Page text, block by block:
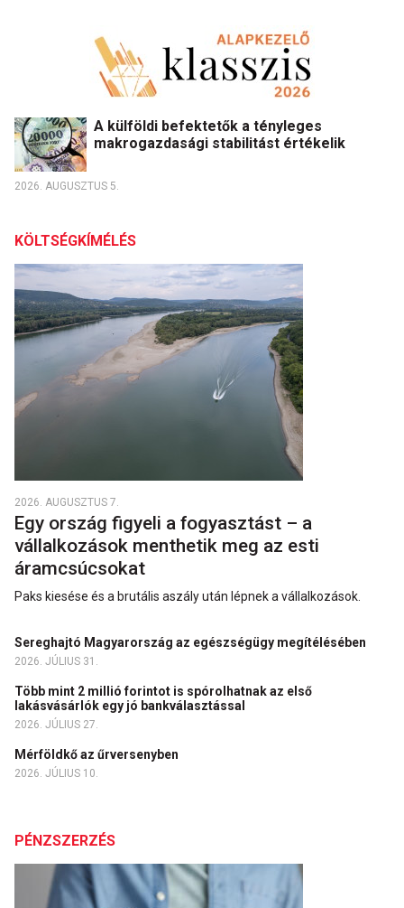
A külföldi befektetők a tényleges
makrogazdasági stabilitást értékelik
2026. AUGUSZTUS 5.
KÖLTSÉGKÍMÉLÉS
2026. AUGUSZTUS 7.
Egy ország figyeli a fogyasztást – a
vállalkozások menthetik meg az esti
áramcsúcsokat
Paks kiesése és a brutális aszály után lépnek a vállalkozások.
Sereghajtó Magyarország az egészségügy megítélésében
2026. JÚLIUS 31.
Több mint 2 millió forintot is spórolhatnak az első
lakásvásárlók egy jó bankválasztással
2026. JÚLIUS 27.
Mérföldkő az űrversenyben
2026. JÚLIUS 10.
PÉNZSZERZÉS